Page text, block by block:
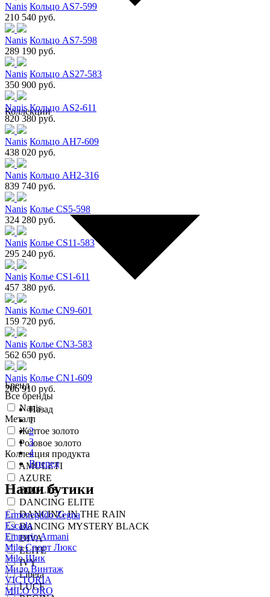
Коллекции
Бренд
Все бренды
Nanis
Металл
Желтое золото
Розовое золото
Коллекция продукта
AMULETI
AZURE
BOULES
DANCING ELITE
DANCING IN THE RAIN
DANCING MYSTERY BLACK
DIVA
ELITE
IVY
Libera
LUCE
Nanis Кольцо AS7-599
210 540 руб.
Nanis Кольцо AS7-598
289 190 руб.
Nanis Кольцо AS27-583
350 900 руб.
Nanis Кольцо AS2-611
820 380 руб.
Nanis Кольцо AH7-609
438 020 руб.
Nanis Кольцо AH2-316
839 740 руб.
Nanis Колье CS5-598
324 280 руб.
Nanis Колье CS11-583
295 240 руб.
Nanis Колье CS1-611
457 380 руб.
Nanis Колье CN9-601
159 720 руб.
Nanis Колье CN3-583
562 650 руб.
Nanis Колье CN1-609
206 910 руб.
Назад
1
2
3
4
Вперед
Наши бутики
Ermenegildo Zegna
Escada
Emporio Armani
Milo Спорт Люкс
Milo Шик
Мило Винтаж
VICTORIA
MILO ORO